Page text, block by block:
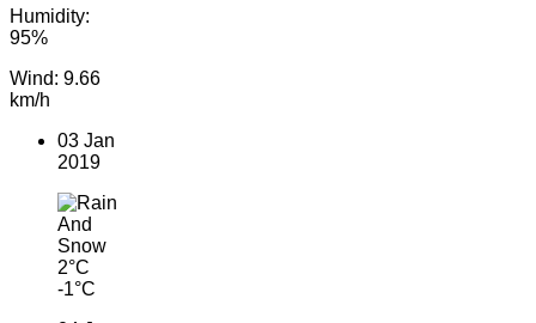
Humidity:
95%
Wind: 9.66
km/h
03 Jan
2019
2°C
-1°C